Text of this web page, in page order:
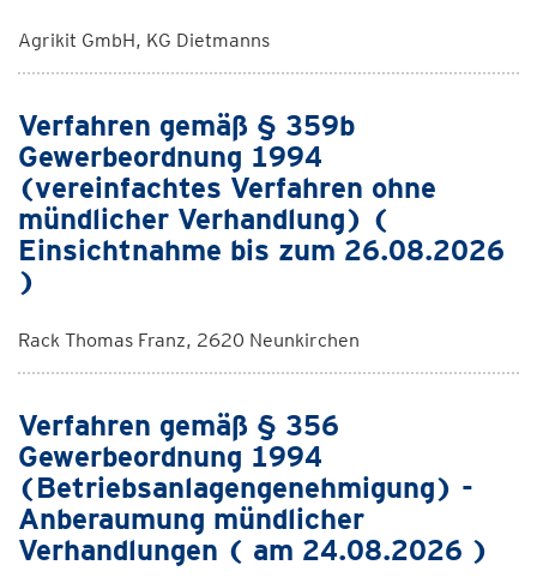
Agrikit GmbH, KG Dietmanns
Verfahren gemäß § 359b
Gewerbeordnung 1994
(vereinfachtes Verfahren ohne
mündlicher Verhandlung) (
Einsichtnahme bis zum 26.08.2026
)
Rack Thomas Franz, 2620 Neunkirchen
Verfahren gemäß § 356
Gewerbeordnung 1994
(Betriebsanlagengenehmigung) -
Anberaumung mündlicher
Verhandlungen ( am 24.08.2026 )